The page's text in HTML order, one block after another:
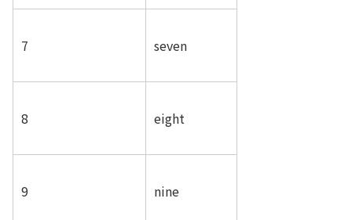
7 seven
8 eight
9 nine